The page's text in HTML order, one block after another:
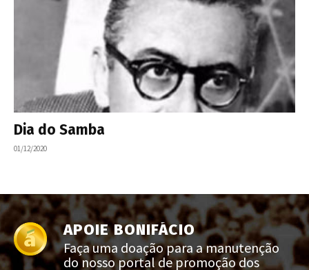
Dia do Samba
01/12/2020
APOIE BONIFÁCIO
Faça uma doação para a manutenção
do nosso portal de promoção dos